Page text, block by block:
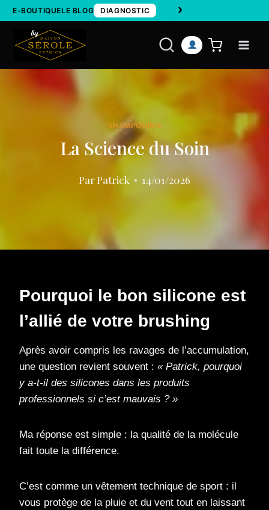
Aller
au
contenu
E-BOUTIQUELE BLOG DIAGNOSTIC ›
SHAMPOOING
La Science du Soin
ParPatrick 14/01/2026
Pourquoi le bon silicone est
l’allié de votre brushing
Après avoir compris les ravages de l’accumulation,
une question revient souvent : « Patrick, pourquoi
y a-t-il des silicones dans les produits
professionnels si c’est mauvais ? »
Ma réponse est simple : la qualité de la molécule
fait toute la différence.
C’est comme un vêtement technique de sport : il
vous protège de la pluie et du vent tout en laissant